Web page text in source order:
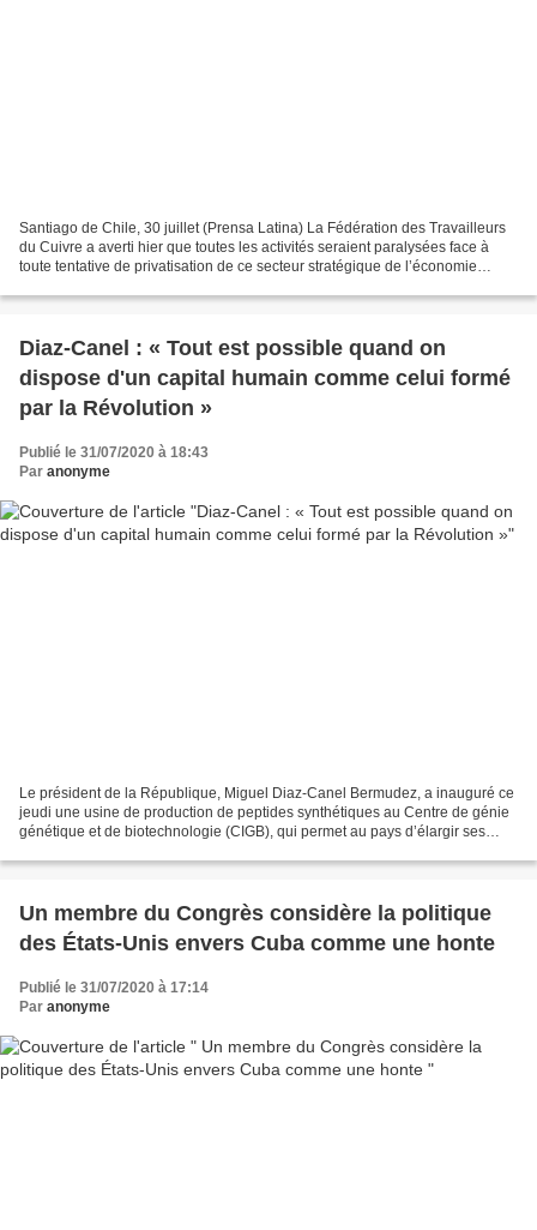
Santiago de Chile, 30 juillet (Prensa Latina) La Fédération des Travailleurs
du Cuivre a averti hier que toutes les activités seraient paralysées face à
toute tentative de privatisation de ce secteur stratégique de l’économie
Diaz-Canel : « Tout est possible quand on
dispose d'un capital humain comme celui formé
par la Révolution »
Publié le 31/07/2020 à 18:43
Par anonyme
Le président de la République, Miguel Diaz-Canel Bermudez, a inauguré ce
jeudi une usine de production de peptides synthétiques au Centre de génie
génétique et de biotechnologie (CIGB), qui permet au pays d’élargir ses
Un membre du Congrès considère la politique
des États-Unis envers Cuba comme une honte
Publié le 31/07/2020 à 17:14
Par anonyme